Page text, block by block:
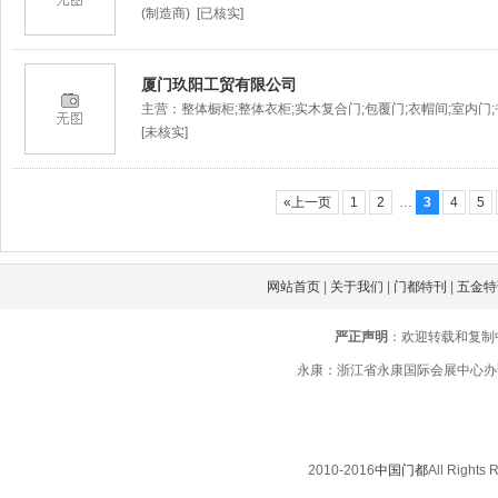
(制造商) [已核实]
厦门玖阳工贸有限公司
主营：整体橱柜;整体衣柜;实木复合门;包覆门;衣帽间;室内
[未核实]
«上一页 1 2 … 3 4 5
网站首页| 关于我们 门都特刊 五金
严正声明 ：欢迎转载和复
永康：浙江省永康国际会展中心
2010-2016中国门都All Rights